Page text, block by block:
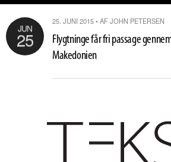
JUN
25
25. JUNI 2015 • AF JOHN PETERSEN
Flygtninge får fri passage
Makedonien